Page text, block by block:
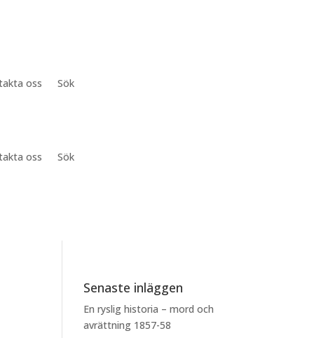
oss Sök
oss Sök
Senaste inläggen
En ryslig historia – mord och
avrättning 1857-58